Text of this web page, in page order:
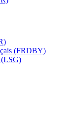
(FRDBY)
(LSG)